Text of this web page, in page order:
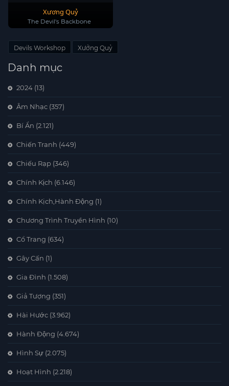
Xương Quỷ​
The Devil's Backbone
Devils Workshop Xưởng Quỷ
Danh mục
2024 (13)
Âm Nhạc (357)
Bí Ẩn (2.121)
Chiến Tranh (449)
Chiếu Rạp (346)
Chính Kịch (6.146)
Chính Kịch,Hành Động (1)
Chương Trình Truyền Hình (10)
Cổ Trang (634)
Gây Cấn (1)
Gia Đình (1.508)
Giả Tượng (351)
Hài Hước (3.962)
Hành Động (4.674)
Hình Sự (2.075)
Hoạt Hình (2.218)